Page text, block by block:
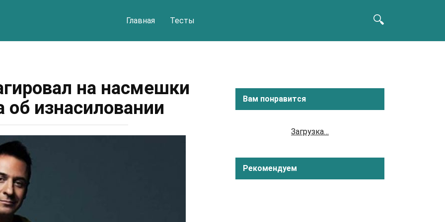
Главная Тесты
на насмешки
об изнасиловании
Вам понравится
Загрузка…
Рекомендуем